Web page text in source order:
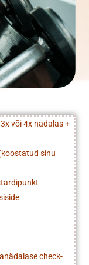
või 4x nädalas +
sinu
check-